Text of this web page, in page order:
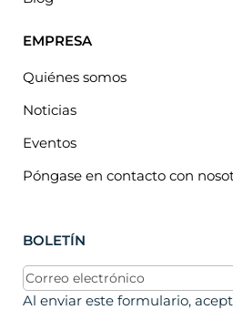
EMPRESA
Quiénes somos
Noticias
Eventos
Póngase en contacto con
BOLETÍN
Correo
electrónico(Obligatorio)
Al enviar este formulario,